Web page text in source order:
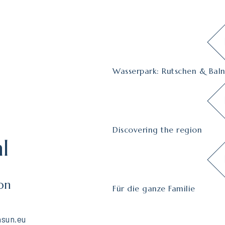
Wasserpark: Rutschen &
Discovering the region
Für die ganze Familie